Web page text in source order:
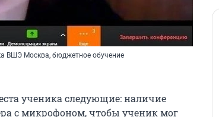
ВШЭ Москва, бюджетное обучение
ученика следующие: наличие
с микрофоном, чтобы ученик мог